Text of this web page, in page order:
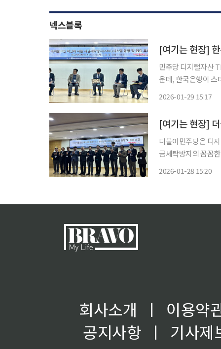
넥스블록
[여기는 현장]
민주당 디지털자산
운데, 한국은행이 스
2026-01-29 15:17
[여기는 현장]
더불어민주당은 디
금세탁방지의 꼼꼼한 점검이 필요할
2026-01-28 15:20
회사소개 ㅣ
이용약
공지사항
ㅣ
기사제